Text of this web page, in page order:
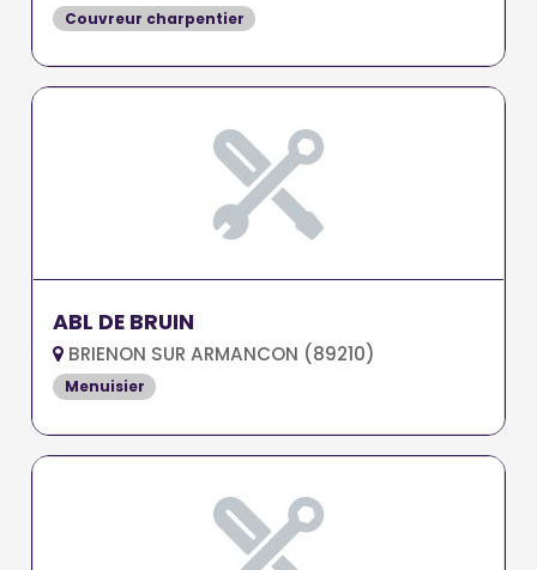
Couvreur charpentier
ABL DE BRUIN
BRIENON SUR ARMANCON (89210)
Menuisier